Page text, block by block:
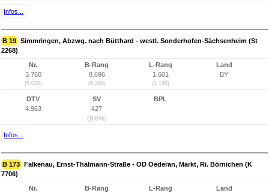
Infos...
B 19 Simmringen, Abzwg. nach Bütthard - westl. Sonderhofen-Sächsenheim (St
2268)
Nr.
3.760
(5.020)
B-Rang
8.696
(6.296)
L-Rang
1.601
(1.188)
Land
BY
DTV
4.963
SV
427
(8,6%)
BPL
Infos...
B 173 Falkenau, Ernst-Thälmann-Straße - OD Oederan, Markt, Ri. Börnichen (K
7706)
Nr.
B-Rang
L-Rang
Land